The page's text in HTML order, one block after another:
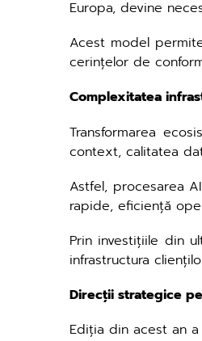
Europa, devine
Acest model
cerințelor de
Complexitatea
Transformarea
context, calitatea
Astfel, procesarea
rapide, eficiență
Prin investițiile din
infrastructura
Direcții strategice
Ediția din acest an